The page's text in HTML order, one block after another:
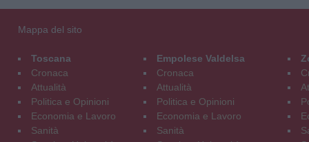
Mappa del sito
Toscana
Cronaca
Attualità
Politica e Opinioni
Economia e Lavoro
Sanità
Empolese Valdelsa
Cronaca
Attualità
Politica e Opinioni
Economia e Lavoro
Sanità